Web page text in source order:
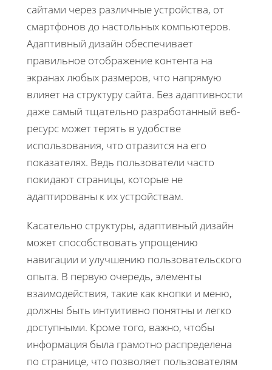
сайтами через различные устройства, от
смартфонов до настольных компьютеров.
Адаптивный дизайн обеспечивает
правильное отображение контента на
экранах любых размеров, что напрямую
влияет на структуру сайта. Без адаптивности
даже самый тщательно разработанный веб-
ресурс может терять в удобстве
использования, что отразится на его
показателях. Ведь пользователи часто
покидают страницы, которые не
адаптированы к их устройствам.
Касательно структуры, адаптивный дизайн
может способствовать упрощению
навигации и улучшению пользовательского
опыта. В первую очередь, элементы
взаимодействия, такие как кнопки и меню,
должны быть интуитивно понятны и легко
доступными. Кроме того, важно, чтобы
информация была грамотно распределена
по странице, что позволяет пользователям